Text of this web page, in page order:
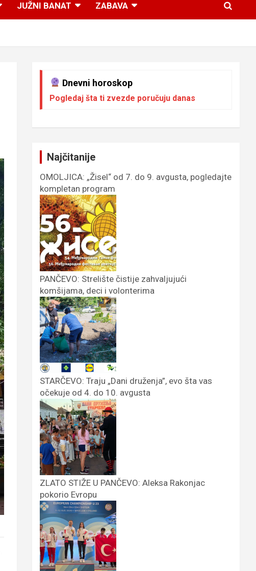
JUŽNI BANAT ZABAVA
Dnevni horoskop
Pogledaj šta ti zvezde poručuju danas
Najčitanije
OMOLJICA: „Žisel“ od 7. do 9. avgusta, pogledajte
kompletan program
PANČEVO: Strelište čistije zahvaljujući
komšijama, deci i volonterima
STARČEVO: Traju „Dani druženja”, evo šta vas
očekuje od 4. do 10. avgusta
ZLATO STIŽE U PANČEVO: Aleksa Rakonjac
pokorio Evropu